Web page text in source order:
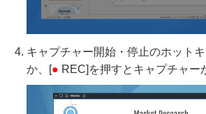
キャプチャー開始・停止のホット
か、[● REC]を押すとキャプチャー